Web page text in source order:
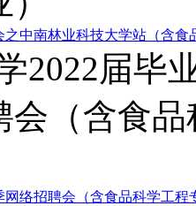
之中南林业科技大学站（含食
网络招聘会（含食品科学工程